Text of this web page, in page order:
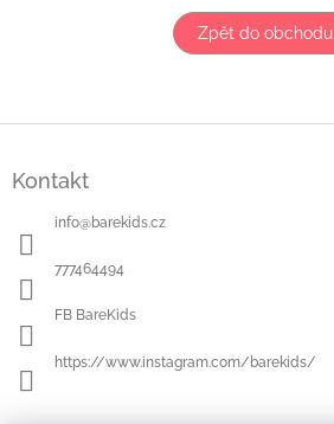
Zpět do obchodu
Kontakt
info@barekids.cz
777464494
FB BareKids
https://www.instagram.com/barekids/